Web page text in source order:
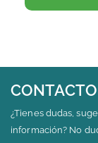
CONTACTO
¿Tienes dudas,
información? No